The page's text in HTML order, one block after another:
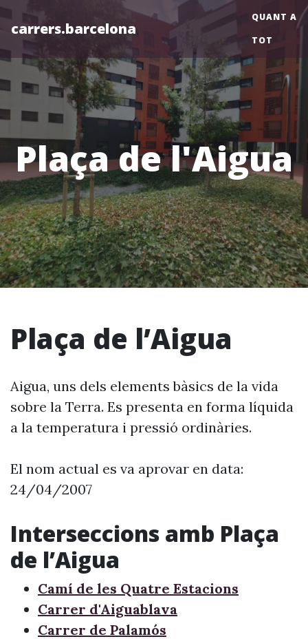
carrers.barcelona
QUANT A
TOT
Plaça de l'Aigua
Plaça de l’Aigua
Aigua, uns dels elements bàsics de la vida
sobre la Terra. Es presenta en forma líquida
a la temperatura i pressió ordinàries.
El nom actual es va aprovar en data:
24/04/2007
Interseccions amb Plaça
de l’Aigua
Camí de les Quatre Estacions
Carrer d'Aiguablava
Carrer de Palamós